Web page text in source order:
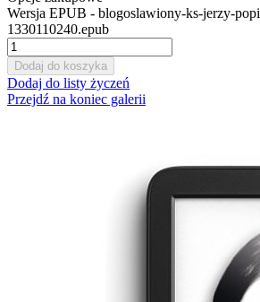
Wersja EPUB - blogoslawiony-ks-jerzy-
1330110240.epub
Dodaj do koszyka
Dodaj do listy życzeń
Przejdź na koniec galerii